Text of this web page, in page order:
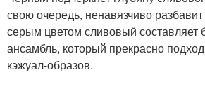
свою очередь, ненавязчиво
серым цветом сливовый составляет
ансамбль, который прекрасно
кэжуал-образов.